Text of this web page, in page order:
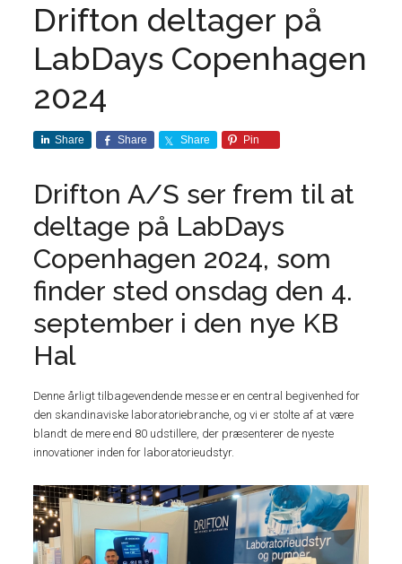
Drifton deltager på
LabDays Copenhagen
2024
Share Share Share Pin
Drifton A/S ser frem til at
deltage på LabDays
Copenhagen 2024, som
finder sted onsdag den 4.
september i den nye KB
Hal
Denne årligt tilbagevendende messe er en central begivenhed for
den skandinaviske laboratoriebranche, og vi er stolte af at være
blandt de mere end 80 udstillere, der præsenterer de nyeste
innovationer inden for laboratorieudstyr.